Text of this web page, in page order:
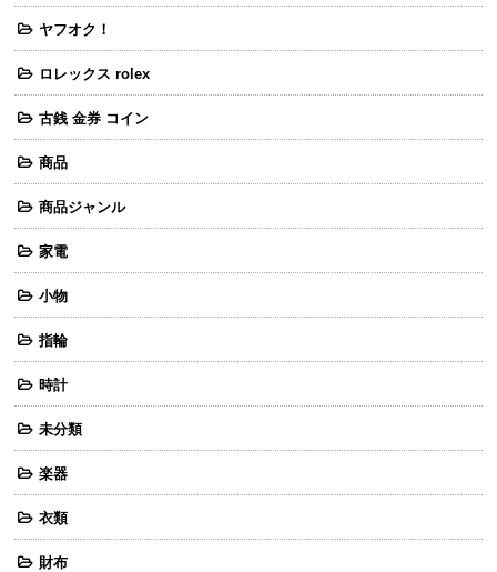
ヤフオク！
ロレックス rolex
古銭 金券 コイン
商品
商品ジャンル
家電
小物
指輪
時計
未分類
楽器
衣類
財布